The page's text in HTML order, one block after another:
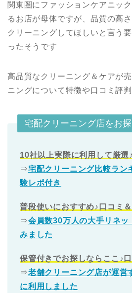
関東圏にファッションケアニッ
るお店が母体ですが、品質の高
クリーニングしてほしいと言う
ったそうです
高品質なクリーニング＆ケアが
ニングについて特徴や口コミ評
宅配クリーニング店をお
10社以上実際に利用して厳選♪
⇒宅配クリーニング比較ラン
験レポ付き
普段使いにおすすめ♪口コミ
⇒会員数30万人の大手リネッ
みました
保管付きでお探しならここ♪
⇒老舗クリーニング店が運営
に利用しました